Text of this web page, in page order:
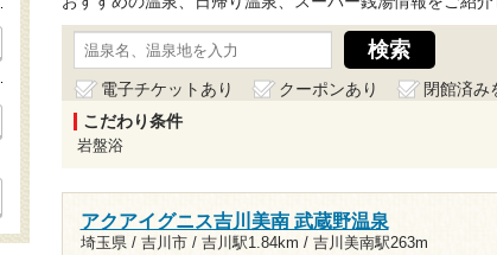
電子チケットあり クーポンあり
閉館済み
こだわり条件
岩盤浴
アクアイグニス吉川美南 武蔵野温泉
埼玉県 / 吉川市 / 吉川駅1.84km / 吉川美南駅263m